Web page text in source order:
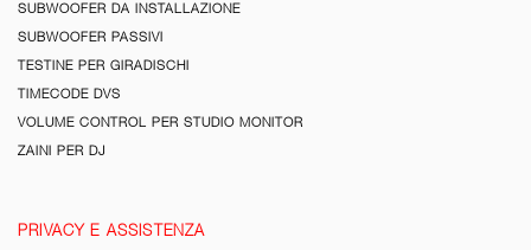
SUBWOOFER DA INSTALLAZIONE
SUBWOOFER PASSIVI
TESTINE PER GIRADISCHI
TIMECODE DVS
VOLUME CONTROL PER STUDIO MONITOR
ZAINI PER DJ
PRIVACY E ASSISTENZA